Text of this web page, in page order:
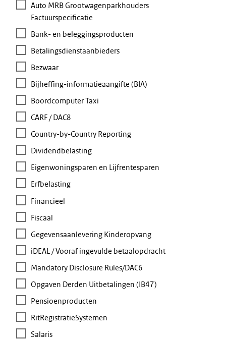
Auto MRB Grootwagenparkhouders
Factuurspecificatie
Bank- en beleggingsproducten
Betalingsdienstaanbieders
Bezwaar
Bijheffing-informatieaangifte (BIA)
Boordcomputer Taxi
CARF / DAC8
Country-by-Country Reporting
Dividendbelasting
Eigenwoningsparen en Lijfrentesparen
Erfbelasting
Financieel
Fiscaal
Gegevensaanlevering Kinderopvang
iDEAL / Vooraf ingevulde betaalopdracht
Mandatory Disclosure Rules/DAC6
Opgaven Derden Uitbetalingen (IB47)
Pensioenproducten
RitRegistratieSystemen
Salaris